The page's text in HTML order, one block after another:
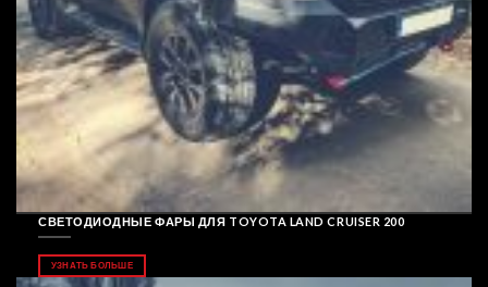
СВЕТОДИОДНЫЕ ФАРЫ ДЛЯ TOYOTA LAND CRUISER 200
УЗНАТЬ БОЛЬШЕ